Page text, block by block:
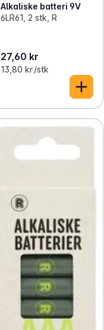
Alkaliske batteri 9V
6LR61, 2 stk, R
27,60 kr
13,80 kr /stk